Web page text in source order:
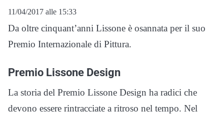
11/04/2017 alle 15:33
Da oltre cinquant’anni Lissone è osannata per il suo
Premio Internazionale di Pittura.
Premio Lissone Design
La storia del Premio Lissone Design ha radici che
devono essere rintracciate a ritroso nel tempo. Nel